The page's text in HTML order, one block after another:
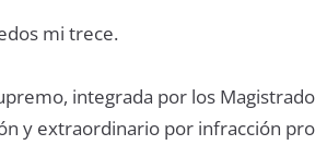
mi trece.
integrada por los
y extraordinario por infracción